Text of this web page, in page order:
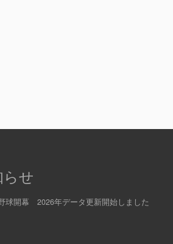
せ
球開幕 2026年データ更新開始しました